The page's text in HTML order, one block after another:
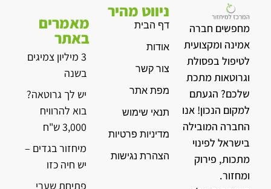
מחפשים חברה
אמינה ומקצועית
לטיפול בפסולת
וגרוטאות מתכת
שלכם? הגעתם
למקום הנכון! אנו
החברה המובילה
בישראל לפינוי
מתכות, פירוק
ומחזור.
ניווט מהיר
דף הבית
אודות
צור קשר
מפת אתר
תנאי שימוש
מדיניות פרטיות
הצהרת נגישות
מאמרים
באתר
3 מיליון צמיגים
בשנה
יש לך גרוטאה?
בוא להרוויח
3,000 ש"ח
מיחזור בגדים –
יש חיה כזו
פתיחת שערי